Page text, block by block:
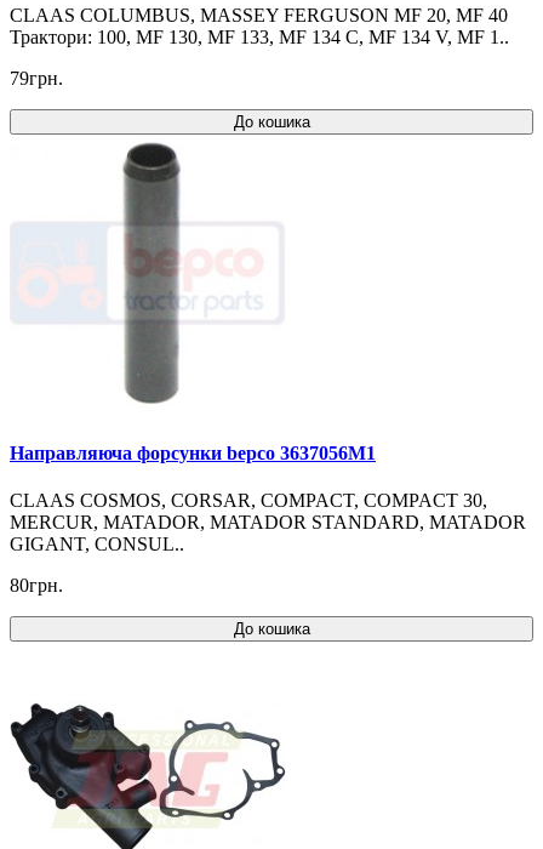
CLAAS COLUMBUS, MASSEY FERGUSON MF 20, MF 40
Трактори: 100, MF 130, MF 133, MF 134 C, MF 134 V, MF 1..
79грн.
До кошика
Направляюча форсунки bepco 3637056M1
CLAAS COSMOS, CORSAR, COMPACT, COMPACT 30,
MERCUR, MATADOR, MATADOR STANDARD, MATADOR
GIGANT, CONSUL..
80грн.
До кошика